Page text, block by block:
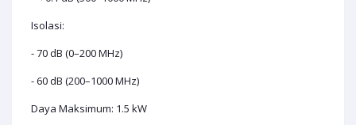
Isolasi:
- 70 dB (0–200 MHz)
- 60 dB (200–1000 MHz)
Daya Maksimum: 1.5 kW